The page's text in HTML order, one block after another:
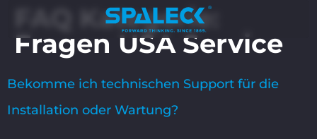
FAQ Kategorie:
Fragen USA Service
Bekomme ich technischen Support für die
Installation oder Wartung?